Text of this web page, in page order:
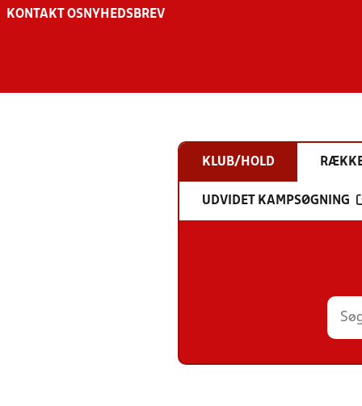
KONTAKT OS NYHEDSBREV
KLUB/HOLD
UDVIDET KAMPSØGNING